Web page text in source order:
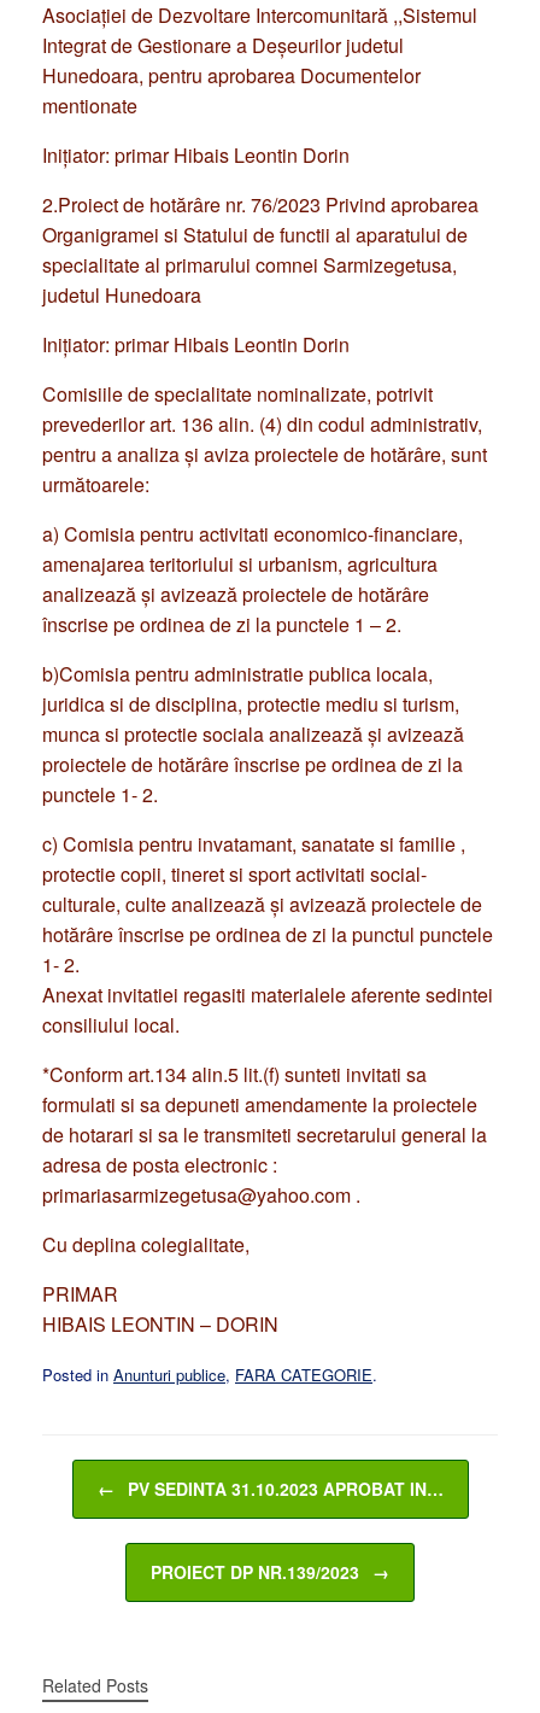
Asociației de Dezvoltare Intercomunitară ,,Sistemul
Integrat de Gestionare a Deșeurilor judetul
Hunedoara, pentru aprobarea Documentelor
mentionate
Iniţiator: primar Hibais Leontin Dorin
2.Proiect de hotărâre nr. 76/2023 Privind aprobarea
Organigramei si Statului de functii al aparatului de
specialitate al primarului comnei Sarmizegetusa,
judetul Hunedoara
Iniţiator: primar Hibais Leontin Dorin
Comisiile de specialitate nominalizate, potrivit
prevederilor art. 136 alin. (4) din codul administrativ,
pentru a analiza şi aviza proiectele de hotărâre, sunt
următoarele:
a) Comisia pentru activitati economico-financiare,
amenajarea teritoriului si urbanism, agricultura
analizează şi avizează proiectele de hotărâre
înscrise pe ordinea de zi la punctele 1 – 2.
b)Comisia pentru administratie publica locala,
juridica si de disciplina, protectie mediu si turism,
munca si protectie sociala analizează şi avizează
proiectele de hotărâre înscrise pe ordinea de zi la
punctele 1- 2.
c) Comisia pentru invatamant, sanatate si familie ,
protectie copii, tineret si sport activitati social-
culturale, culte analizează şi avizează proiectele de
hotărâre înscrise pe ordinea de zi la punctul punctele
1- 2.
Anexat invitatiei regasiti materialele aferente sedintei
consiliului local.
*Conform art.134 alin.5 lit.(f) sunteti invitati sa
formulati si sa depuneti amendamente la proiectele
de hotarari si sa le transmiteti secretarului general la
adresa de posta electronic :
primariasarmizegetusa@yahoo.com .
Cu deplina colegialitate,
PRIMAR
HIBAIS LEONTIN – DORIN
Posted in Anunturi publice, FARA CATEGORIE.
Post navigation
← PV SEDINTA 31.10.2023 APROBAT IN…
PROIECT DP NR.139/2023 →
Related Posts